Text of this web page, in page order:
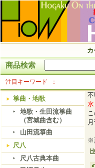
カ
商品検索
注目キーワード
箏曲・地歌
地歌・生田流箏曲
（宮城曲含む）
山田流箏曲
尺八
尺八古典本曲
※